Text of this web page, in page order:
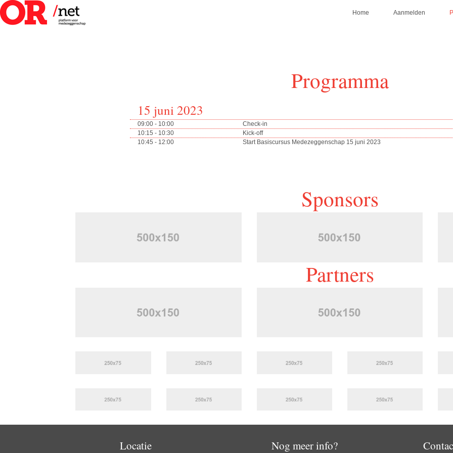
Home Aanmelden
Programma
15 juni 2023
09:00 - 10:00
Check-in
10:15 - 10:30
Kick-off
10:45 - 12:00
Start Basiscursus Medezeggenschap 15 juni 2023
Sponsors
Partners
Locatie Nog meer info?